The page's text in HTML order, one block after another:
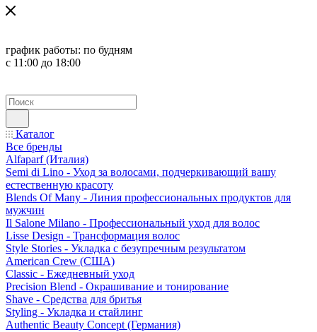
график работы: по будням
с 11:00 до 18:00
Каталог
Все бренды
Alfaparf (Италия)
Semi di Lino - Уход за волосами, подчеркивающий вашу
естественную красоту
Blends Of Many - Линия профессиональных продуктов для
мужчин
Il Salone Milano - Профессиональный уход для волос
Lisse Design - Трансформация волос
Style Stories - Укладка с безупречным результатом
American Crew (США)
Classic - Ежедневный уход
Precision Blend - Окрашивание и тонирование
Shave - Средства для бритья
Styling - Укладка и стайлинг
Authentic Beauty Concept (Германия)